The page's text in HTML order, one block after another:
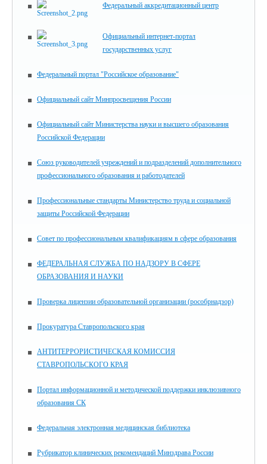
Федеральный аккредитационный центр
Официальный интернет-портал
государственных услуг
Федеральный портал "Российское образование"
Официальный сайт Минпросвещения России
Официальный сайт Министерства науки и высшего образования
Российской Федерации
Союз руководителей учреждений и подразделений дополнительного
профессионального образования и работодателей
Профессиональные стандарты Министерство труда и социальной
защиты Российской Федерации
Совет по профессиональным квалификациям в сфере образования
ФЕДЕРАЛЬНАЯ СЛУЖБА ПО НАДЗОРУ В СФЕРЕ
ОБРАЗОВАНИЯ И НАУКИ
Проверка лицензии образовательной организации (рособрнадзор)
Прокуратура Ставропольского края
АНТИТЕРРОРИСТИЧЕСКАЯ КОМИССИЯ
СТАВРОПОЛЬСКОГО КРАЯ
Портал информационной и методической поддержки инклюзивного
образования СК
Федеральная электронная медицинская библиотека
Рубрикатор клинических рекомендаций Минздрава России